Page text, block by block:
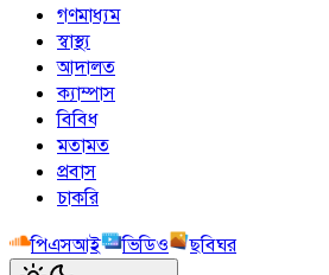
গণমাধ্যম
স্বাস্থ্য
আদালত
ক্যাম্পাস
বিবিধ
মতামত
প্রবাস
চাকরি
পিএসআই
ভিডিও ছবিঘর